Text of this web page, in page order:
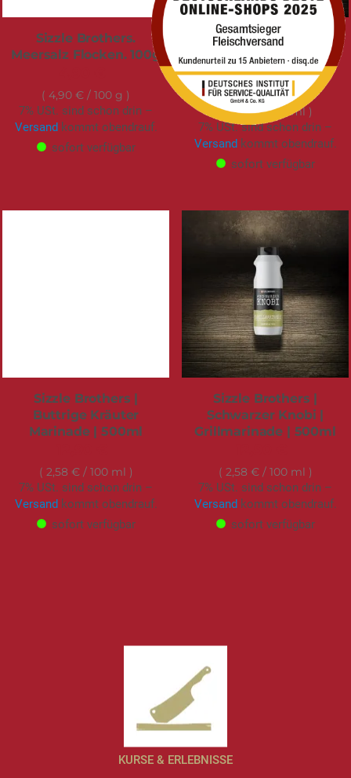
Sizzle Brothers.
Meersalz Flocken. 100g
4,90 € / 100 g
7% USt. sind schon drin –
Versand kommt obendrauf.
sofort verfügbar
Sizzle Brothers | Honey
& Mustard Sauce |
250ml
7,49 €
3,00 €/ 100 ml
7% USt. sind schon drin –
Versand kommt obendrauf.
sofort verfügbar
Sizzle Brothers |
Buttrige Kräuter
Marinade | 500ml
2,58 €/ 100 ml
7% USt. sind schon drin –
Versand kommt obendrauf.
sofort verfügbar
Sizzle Brothers |
Schwarzer Knobi |
Grillmarinade | 500ml
2,58 €/ 100 ml
7% USt. sind schon drin –
Versand kommt obendrauf.
sofort verfügbar
KURSE & ERLEBNISSE